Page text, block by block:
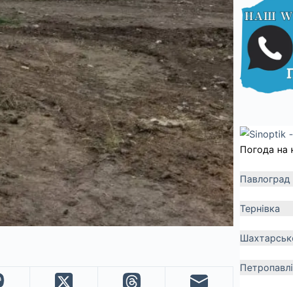
Погода на
Павлоград
Тернівка